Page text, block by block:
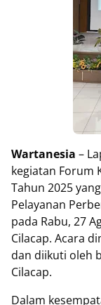
Wartanesia –
kegiatan Forum
Tahun 2025
Pelayanan
pada Rabu, 27
Cilacap. Acara
dan diikuti oleh
Cilacap.
Dalam